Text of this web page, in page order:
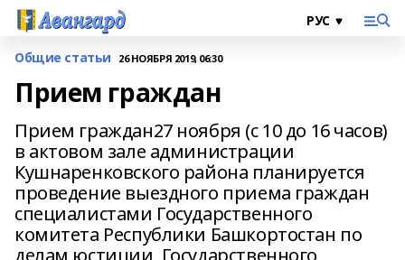
Общие статьи 26 НОЯБРЯ 2019, 06:30
Прием граждан
Прием граждан27 ноября (с 10 до 16 часов)
в актовом зале администрации
Кушнаренковского района планируется
проведение выездного приема граждан
специалистами Государственного
комитета Республики Башкортостан по
делам юстиции, Государственного